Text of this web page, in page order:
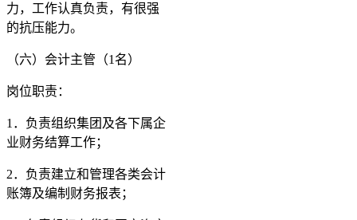
力，工作认真负责，有很强
的抗压能力。
（六）会计主管（1名）
岗位职责：
1．负责组织集团及各下属企
业财务结算工作；
2．负责建立和管理各类会计
账簿及编制财务报表；